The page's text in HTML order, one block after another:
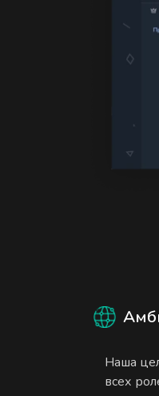
Наша
всех